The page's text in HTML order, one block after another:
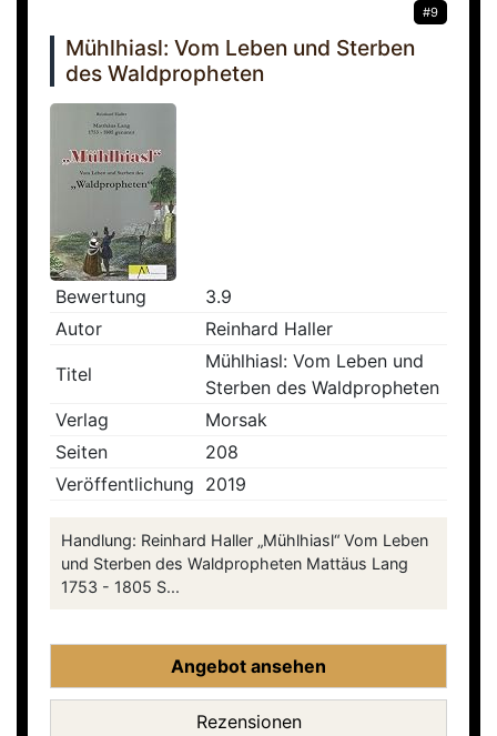
#9
Mühlhiasl: Vom Leben und Sterben
des Waldpropheten
Bewertung
3.9
Autor
Reinhard Haller
Titel
Mühlhiasl: Vom Leben und
Sterben des Waldpropheten
Verlag
Morsak
Seiten
208
Veröffentlichung 2019
Handlung: Reinhard Haller „Mühlhiasl“ Vom Leben
und Sterben des Waldpropheten Mattäus Lang
1753 - 1805 S...
Angebot ansehen
Rezensionen